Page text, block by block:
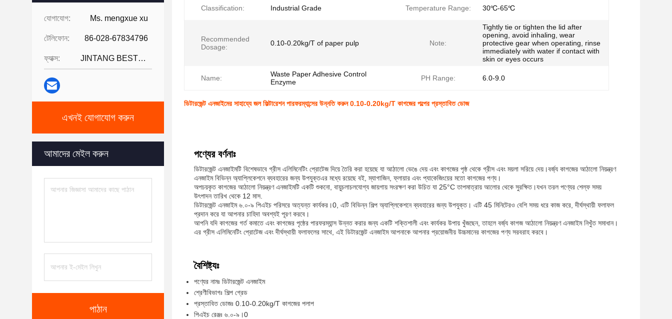
যোগাযোগ: Ms. mengxue xu
টেলিফোন: 86-028-67834796
ফ্যাক্স: JINTANG BESTWAY TECHNOLOGY CO
এখনই যোগাযোগ করুন
আমাদের মেইল করুন
পাঠান
Classification: Industrial Grade Temperature Range: 30℃-65℃
Recommended
Dosage:
0.10-0.20kg/T of paper pulp Note:
Tightly tie or tighten the lid after
opening, avoid inhaling, wear
protective gear when operating, rinse
immediately with water if contact with
skin or eyes occurs
Name:
Waste Paper Adhesive Control
Enzyme
PH Range: 6.0-9.0
ডিটারজেন্ট এনজাইমের সাহায্যে জল ফিল্টারেশন পারফরম্যান্সের উন্নতি করুন 0.10-0.20kg/T কাগজের পল্পের প্রস্তাবিত ডোজ
পণ্যের বর্ণনাঃ
ডিটারজেন্ট এনজাইমটি বিশেষভাবে গ্রীস এলিমিনেটিং প্রোটেজ দিয়ে তৈরি করা হয়েছে যা আঠালো ভেঙে দেয় এবং কাগজের পৃষ্ঠ থেকে গ্রীস এবং ময়লা সরিয়ে দেয়।বর্জ্য কাগজের আঠালো নিয়ন্ত্রণ
এনজাইম বিভিন্ন অ্যাপ্লিকেশনে ব্যবহারের জন্য উপযুক্তএর মধ্যে রয়েছে বই, ম্যাগাজিন, ফ্লায়ার এবং প্যাকেজিংয়ের মতো কাগজের পণ্য।
অপচয়কৃত কাগজের আঠালো নিয়ন্ত্রণ এনজাইমটি একটি শুকনো, বায়ুচলাচলযোগ্য জায়গায় সংরক্ষণ করা উচিত যা 25°C তাপমাত্রায় আলোর থেকে সুরক্ষিত।যখন তরল পণ্যের শেল্ফ সময়
উৎপাদন তারিখ থেকে 12 মাস.
ডিটারজেন্ট এনজাইম ৬.০-৯ পিএইচ পরিসরে অত্যন্ত কার্যকর।0, এটি বিভিন্ন শিল্প অ্যাপ্লিকেশনে ব্যবহারের জন্য উপযুক্ত। এটি 45 মিনিটেরও বেশি সময় ধরে কাজ করে, দীর্ঘস্থায়ী ফলাফল
প্রদান করে যা আপনার চাহিদা অবশ্যই পূরণ করবে।
আপনি যদি কাগজের গর্ত কমাতে এবং কাগজের পৃষ্ঠের পারফরম্যান্স উন্নত করার জন্য একটি শক্তিশালী এবং কার্যকর উপায় খুঁজছেন, তাহলে বর্জ্য কাগজ আঠালো নিয়ন্ত্রণ এনজাইম নিখুঁত সমাধান।
এর গ্রীস এলিমিনেটিং প্রোটেজ এবং দীর্ঘস্থায়ী ফলাফলের সাথে, এই ডিটারজেন্ট এনজাইম আপনাকে আপনার প্রয়োজনীয় উচ্চমানের কাগজের পণ্য সরবরাহ করবে।
বৈশিষ্ট্যঃ
পণ্যের নামঃ ডিটারজেন্ট এনজাইম
শ্রেণীবিভাগঃ শিল্প গ্রেড
প্রস্তাবিত ডোজঃ 0.10-0.20kg/T কাগজের পলাপ
পিএইচ রেঞ্জঃ ৬.০-৯।0